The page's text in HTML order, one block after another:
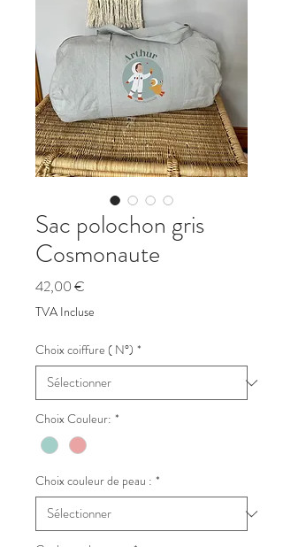
Sac polochon gris
Cosmonaute
42,00 €
TVA Incluse
Choix coiffure ( N°) *
Choix Couleur: *
Choix couleur de peau : *